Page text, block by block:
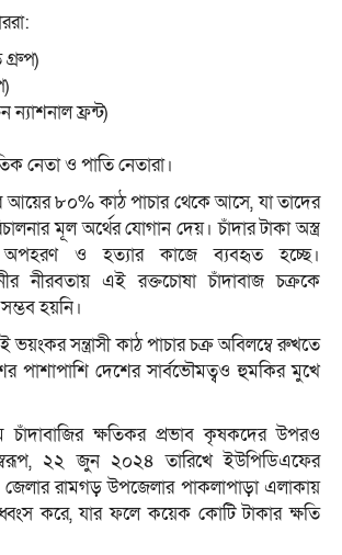
গ্রুপ)
ফ্রন্ট)
নেতা ও পাতি নেতারা।
৮০% কাঠ পাচার থেকে আসে, যা তাদের
মূল অর্থের যোগান দেয়। চাঁদার টাকা অস্ত্র
অপহরণ ও হত্যার কাজে ব্যবহৃত হচ্ছে।
নীরবতায় এই রক্তচোষা চাঁদাবাজ চক্রকে
হয়নি।
ভয়ংকর সন্ত্রাসী কাঠ পাচার চক্র অবিলম্বে রুখতে
পাশাপাশি দেশের সার্বভৌমত্বও হুমকির মুখে
চাঁদাবাজির ক্ষতিকর প্রভাব কৃষকদের উপরও
২২ জুন ২০২৪ তারিখে ইউপিডিএফের
জেলার রামগড় উপজেলার পাকলাপাড়া এলাকায়
করে, যার ফলে কয়েক কোটি টাকার ক্ষতি